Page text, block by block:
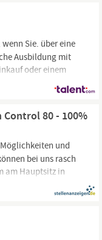
Sie. über eine
Ausbildung mit
oder einem
Weiterbildungen
technisches
80 - 100%
und
bei uns rasch
am Hauptsitz in
die